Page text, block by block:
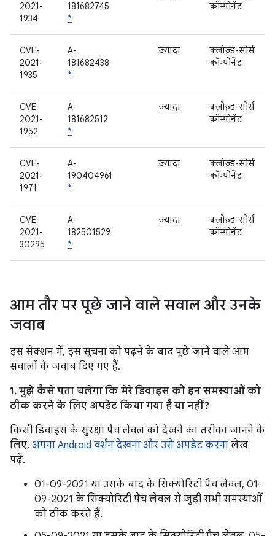
2021-
1934
181682745
*
कॉम्पोनेंट
CVE-
2021-
1935
A-
181682438
*
ज़्यादा
क्लोज़्ड-सोर्स
कॉम्पोनेंट
CVE-
2021-
1952
A-
181682512
*
ज़्यादा
क्लोज़्ड-सोर्स
कॉम्पोनेंट
CVE-
2021-
1971
A-
190404961
*
ज़्यादा
क्लोज़्ड-सोर्स
कॉम्पोनेंट
CVE-
2021-
30295
A-
182501529
*
ज़्यादा
क्लोज़्ड-सोर्स
कॉम्पोनेंट
आम तौर पर पूछे जाने वाले सवाल और उनके
जवाब
इस सेक्शन में, इस सूचना को पढ़ने के बाद पूछे जाने वाले आम
सवालों के जवाब दिए गए हैं.
1. मुझे कैसे पता चलेगा कि मेरे डिवाइस को इन समस्याओं को
ठीक करने के लिए अपडेट किया गया है या नहीं?
किसी डिवाइस के सुरक्षा पैच लेवल को देखने का तरीका जानने के
लिए, अपना Android वर्शन देखना और उसे अपडेट करना लेख
पढ़ें.
01-09-2021 या उसके बाद के सिक्योरिटी पैच लेवल, 01-
09-2021 के सिक्योरिटी पैच लेवल से जुड़ी सभी समस्याओं
को ठीक करते हैं.